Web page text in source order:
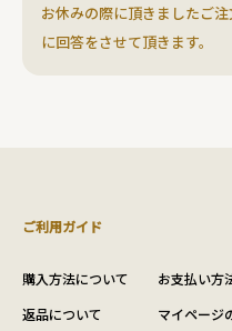
お休みの際に頂きましたご
に回答をさせて頂きます。
ご利用ガイド
購入方法について お支払い方
返品について
マイページ